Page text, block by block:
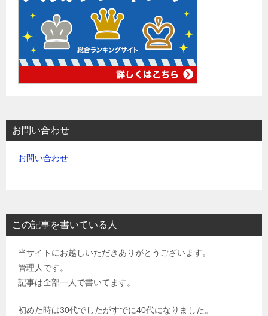
お問い合わせ
お問い合わせ
この記事を書いている人
当サイトにお越しいただきありがとうございます。
管理人です。
記事は全部一人で書いてます。
初めた時は30代でしたがすでに40代になりました。